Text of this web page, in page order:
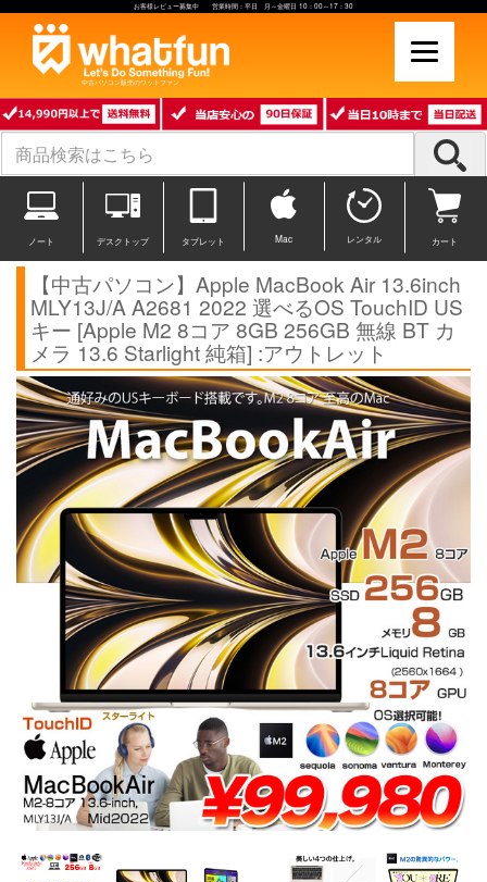
お客様レビュー募集中 営業時間：平日 月～金曜日 10：00～17：30
中古パソコン販売のワットファン
ノート デスクトップ タブレット Mac レンタル カート
【中古パソコン】Apple MacBook Air 13.6inch
MLY13J/A A2681 2022 選べるOS TouchID US
キー [Apple M2 8コア 8GB 256GB 無線 BT カ
メラ 13.6 Starlight 純箱] :アウトレット